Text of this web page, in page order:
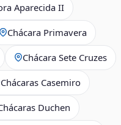
Aparecida II
Chácara Primavera
Chácara Sete Cruzes
Chácaras Casemiro
Duchen